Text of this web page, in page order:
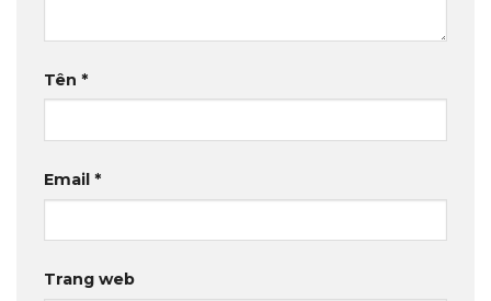
Tên *
Email *
Trang web